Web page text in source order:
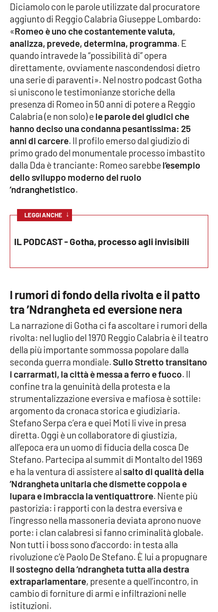
Economia e Lavoro
Politica
Sanità
Società
Sport
RUBRICHE
Good Morning Vietnam
Venti di comunicazione
STREAMING
LaC TV
LaC Network
LaC OnAir
EDIZIONI
LOCALI
Catanzaro
Crotone
Vibo Valentia
Reggio Calabria
Cosenza
Lamezia Terme
Diciamolo con le parole utilizzate dal procuratore
aggiunto di Reggio Calabria Giuseppe Lombardo:
«Romeo è uno che costantemente valuta,
analizza, prevede, determina, programma. E
quando intravede la “possibilità di” opera
direttamente, ovviamente nascondendosi dietro
una serie di paraventi». Nel nostro podcast Gotha
si uniscono le testimonianze storiche della
presenza di Romeo in 50 anni di potere a Reggio
Calabria (e non solo) e le parole dei giudici che
hanno deciso una condanna pesantissima: 25
anni di carcere. Il profilo emerso dal giudizio di
primo grado del monumentale processo imbastito
dalla Dda è tranciante: Romeo sarebbe l’esempio
dello sviluppo moderno del ruolo
’ndranghetistico.
LEGGI ANCHE ↓
IL PODCAST - Gotha, processo agli invisibili
I rumori di fondo della rivolta e il patto
tra ’Ndrangheta ed eversione nera
La narrazione di Gotha ci fa ascoltare i rumori della
rivolta: nel luglio del 1970 Reggio Calabria è il teatro
della più importante sommossa popolare dalla
seconda guerra mondiale.Sullo Stretto transitano
i carrarmati, la città è messa a ferro e fuoco. Il
confine tra la genuinità della protesta e la
strumentalizzazione eversiva e mafiosa è sottile:
argomento da cronaca storica e giudiziaria.
Stefano Serpa c’era e quei Moti li vive in presa
diretta. Oggi è un collaboratore di giustizia,
all’epoca era un uomo di fiducia della cosca De
Stefano. Partecipa al summit di Montalto del 1969
e ha la ventura di assistere alsalto di qualità della
’Ndrangheta unitaria che dismette coppola e
lupara e imbraccia la ventiquattrore. Niente più
pastorizia: i rapporti con la destra eversiva e
l’ingresso nella massoneria deviata aprono nuove
porte: i clan calabresi si fanno criminalità globale.
Non tutti i boss sono d’accordo: in testa alla
rivoluzione c’è Paolo De Stefano. È lui a propugnare
il sostegno della ‘ndrangheta tutta alla destra
extraparlamentare, presente a quell’incontro, in
cambio di forniture di armi e infiltrazioni nelle
istituzioni.